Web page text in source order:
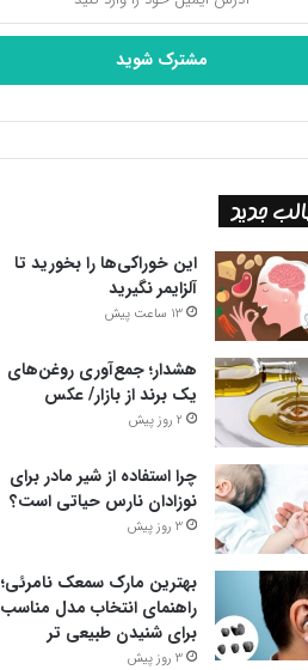
جدید
این خوراکی‌ها را بخورید تا
آلزایمر نگیرید
13 ساعت پیش
هشدار؛ جمع‌آوری روغن‌های
یک برند از بازار/ عکس
2 روز پیش
چرا استفاده از شیر مادر برای
نوزادان نارس حیاتی است؟
3 روز پیش
بهترین مارک سمعک نامرئی؛
راهنمای انتخاب مدل مناسب
برای شنیدن طبیعی تر
3 روز پیش